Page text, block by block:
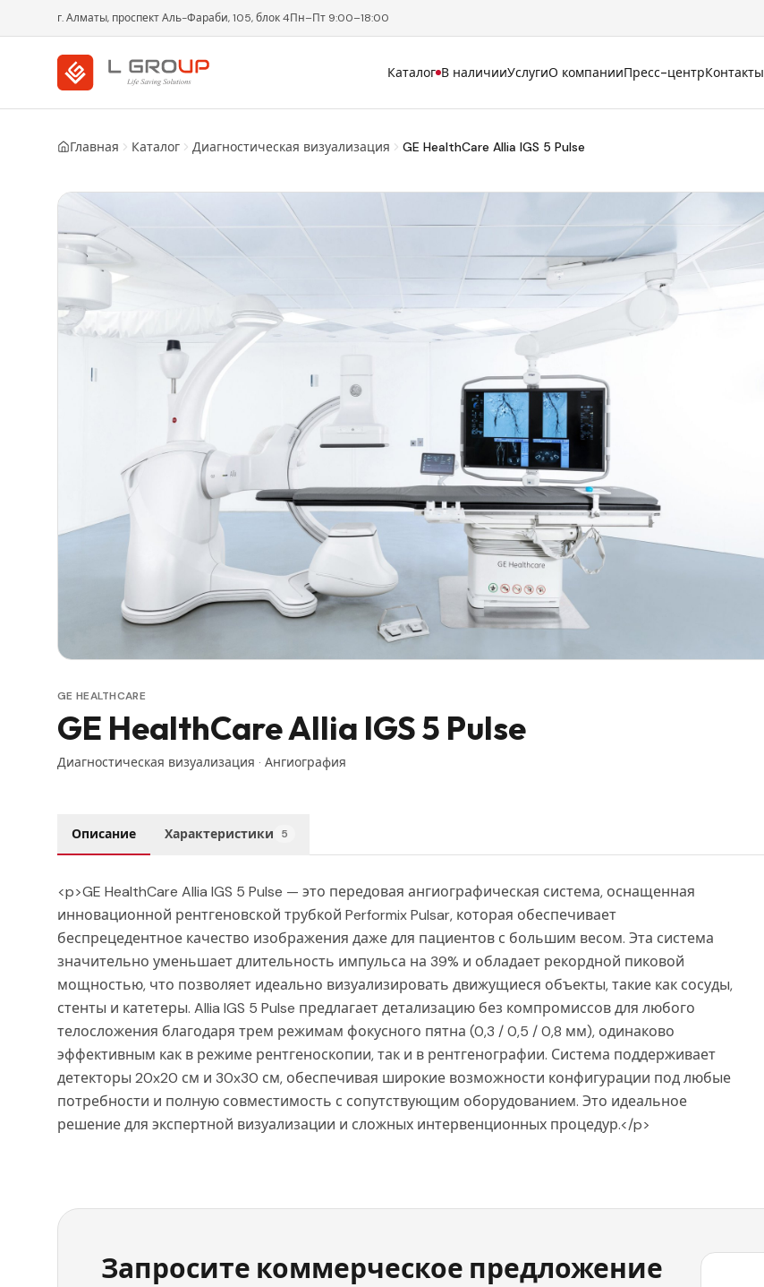
г. Алматы, проспект Аль-Фараби, 105, блок 4Пн–Пт 9:00–18:00
Каталог В наличииУслугиО компанииПресс-центрКонтакты
Главная Каталог Диагностическая визуализация GE HealthCare Allia IGS 5 Pulse
GE HEALTHCARE
GE HealthCare Allia IGS 5 Pulse
Диагностическая визуализация · Ангиография
Описание Характеристики 5
<p>GE HealthCare Allia IGS 5 Pulse — это передовая ангиографическая система, оснащенная
инновационной рентгеновской трубкой Performix Pulsar, которая обеспечивает
беспрецедентное качество изображения даже для пациентов с большим весом. Эта система
значительно уменьшает длительность импульса на 39% и обладает рекордной пиковой
мощностью, что позволяет идеально визуализировать движущиеся объекты, такие как сосуды,
стенты и катетеры. Allia IGS 5 Pulse предлагает детализацию без компромиссов для любого
телосложения благодаря трем режимам фокусного пятна (0,3 / 0,5 / 0,8 мм), одинаково
эффективным как в режиме рентгеноскопии, так и в рентгенографии. Система поддерживает
детекторы 20x20 см и 30x30 см, обеспечивая широкие возможности конфигурации под любые
потребности и полную совместимость с сопутствующим оборудованием. Это идеальное
решение для экспертной визуализации и сложных интервенционных процедур.</p>
Запросите коммерческое предложение